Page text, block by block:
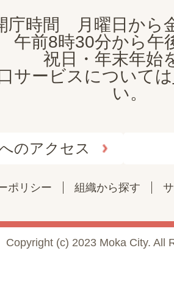
庁時間 月曜日から
午前8時30分から午
祝日・年末年始
サービスについては
い。
のアクセス
ポリシー 組織から探す
Copyright (c) 2023 Moka City. All